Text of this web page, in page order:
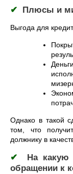
✔ Плюсы и
Выгода для
Однако в такой
том, что
должнику в
✔ На какую
обращении к